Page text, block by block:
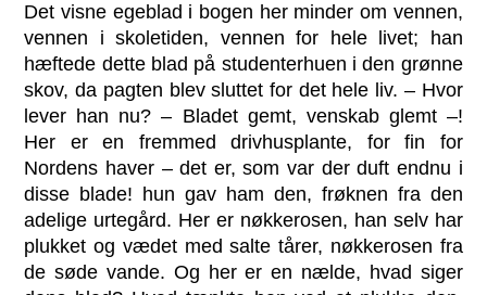
Det visne egeblad i bogen her minder om vennen,
vennen i skoletiden, vennen for hele livet; han
hæftede dette blad på studenterhuen i den grønne
skov, da pagten blev sluttet for det hele liv. – Hvor
lever han nu? – Bladet gemt, venskab glemt –!
Her er en fremmed drivhusplante, for fin for
Nordens haver – det er, som var der duft endnu i
disse blade! hun gav ham den, frøknen fra den
adelige urtegård. Her er nøkkerosen, han selv har
plukket og vædet med salte tårer, nøkkerosen fra
de søde vande. Og her er en nælde, hvad siger